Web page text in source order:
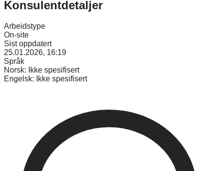
Konsulentdetaljer
Arbeidstype
On-site
Sist oppdatert
25.01.2026, 16:19
Språk
Norsk:
Ikke spesifisert
Engelsk:
Ikke spesifisert